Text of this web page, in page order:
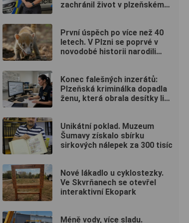
zachránil život v plzeňském
První úspěch po více než 40
letech. V Plzni se poprvé v
novodobé historii narodili
Konec falešných inzerátů:
Plzeňská kriminálka dopadla
ženu, která obrala desítky lidí
Unikátní poklad. Muzeum
Šumavy získalo sbírku
sirkových nálepek za 300 tisíc
Nové lákadlo u cyklostezky.
Ve Skvrňanech se otevřel
interaktivní Ekopark
Méně vody, více sladu.